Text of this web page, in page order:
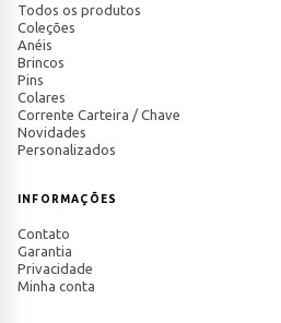
Todos os produtos
Coleções
Anéis
Brincos
Pins
Colares
Corrente Carteira / Chave
Novidades
Personalizados
INFORMAÇÕES
Contato
Garantia
Privacidade
Minha conta